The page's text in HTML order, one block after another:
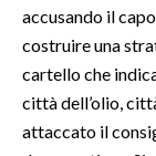
accusando il
costruire una
cartello che
città dell’olio,
attaccato il